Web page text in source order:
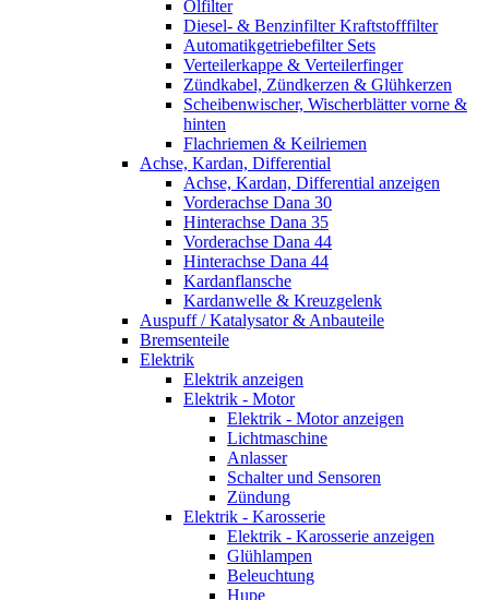
Ölfilter
Diesel- & Benzinfilter Kraftstofffilter
Automatikgetriebefilter Sets
Verteilerkappe & Verteilerfinger
Zündkabel, Zündkerzen & Glühkerzen
Scheibenwischer, Wischerblätter vorne &
hinten
Flachriemen & Keilriemen
Achse, Kardan, Differential
Achse, Kardan, Differential anzeigen
Vorderachse Dana 30
Hinterachse Dana 35
Vorderachse Dana 44
Hinterachse Dana 44
Kardanflansche
Kardanwelle & Kreuzgelenk
Auspuff / Katalysator & Anbauteile
Bremsenteile
Elektrik
Elektrik anzeigen
Elektrik - Motor
Elektrik - Motor anzeigen
Lichtmaschine
Anlasser
Schalter und Sensoren
Zündung
Elektrik - Karosserie
Elektrik - Karosserie anzeigen
Glühlampen
Beleuchtung
Hupe